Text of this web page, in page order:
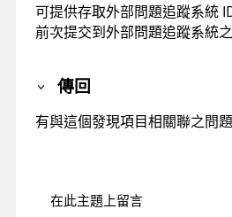
可提供存取外部問題追蹤系統
前次提交到外部問題追蹤系統
傳回
有與這個發現項目相關聯之問
在此主題上留言